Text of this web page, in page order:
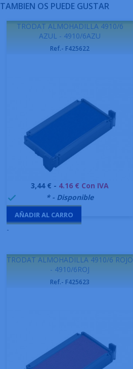
TAMBIEN OS PUEDE GUSTAR
TRODAT ALMOHADILLA 4910/6
AZUL - 4910/6AZU
Ref.- F425622
Precio
3,44 € - 4.16 € Con IVA
 * - Disponible
AÑADIR AL CARRO
-
TRODAT ALMOHADILLA 4910/6 ROJO
- 4910/6ROJ
Ref.- F425623